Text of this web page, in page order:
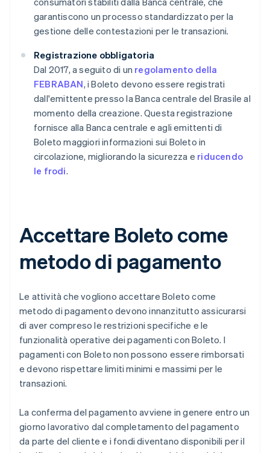
garantiscono un processo standardizzato per la
gestione delle contestazioni per le transazioni.
Registrazione obbligatoria
Dal 2017, a seguito di un regolamento della
FEBRABAN, i Boleto devono essere registrati
dall'emittente presso la Banca centrale del Brasile al
momento della creazione. Questa registrazione
fornisce alla Banca centrale e agli emittenti di
Boleto maggiori informazioni sui Boleto in
circolazione, migliorando la sicurezza e riducendo
le frodi.
Accettare Boleto come
metodo di pagamento
Le attività che vogliono accettare Boleto come
metodo di pagamento devono innanzitutto assicurarsi
di aver compreso le restrizioni specifiche e le
funzionalità operative dei pagamenti con Boleto. I
pagamenti con Boleto non possono essere rimborsati
e devono rispettare limiti minimi e massimi per le
transazioni.
La conferma del pagamento avviene in genere entro un
giorno lavorativo dal completamento del pagamento
da parte del cliente e i fondi diventano disponibili per il